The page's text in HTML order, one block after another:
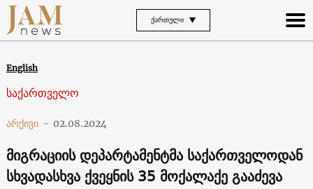
ᲥᲐᲠᲗᲣᲚᲘ
English
საქართველო
არქივი - 02.08.2024
მიგრაციის დეპარტამენტმა საქართველოდან
სხვადასხვა ქვეყნის 35 მოქალაქე გააძევა